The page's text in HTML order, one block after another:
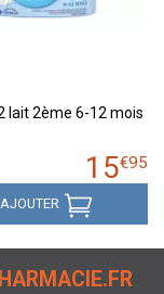
lait 2ème 6-12 mois
15€95
AJOUTER